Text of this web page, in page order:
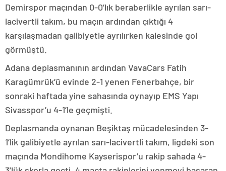
Demirspor maçından 0-0’lık beraberlikle ayrılan sarı-
lacivertli takım, bu maçın ardından çıktığı 4
karşılaşmadan galibiyetle ayrılırken kalesinde gol
görmüştü.
Adana deplasmanının ardından VavaCars Fatih
Karagümrük’ü evinde 2-1 yenen Fenerbahçe, bir
sonraki haftada yine sahasında oynayıp EMS Yapı
Sivasspor’u 4-1’le geçmişti.
Deplasmanda oynanan Beşiktaş mücadelesinden 3-
1’lik galibiyetle ayrılan sarı-lacivertli takım, ligdeki son
maçında Mondihome Kayserispor’u rakip sahada 4-